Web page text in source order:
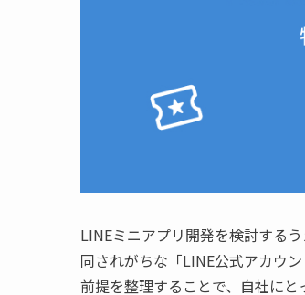
LINEミニアプリ開発を検討する
同されがちな「LINE公式アカウ
前提を整理することで、自社にと